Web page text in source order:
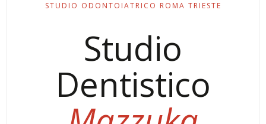
STUDIO ODONTOIATRICO ROMA TRIESTE
Studio
Dentistico